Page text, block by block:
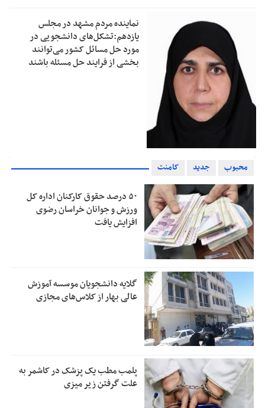
نماینده مردم مشهد در مجلس
یازدهم:تشکل‌های دانشجویی در
مورد حل مسائل کشور می‌توانند
بخشی از فرایند حل مسئله باشند
محبوب جدید کامنت
۵۰ درصد حقوق کارکنان اداره کل
ورزش و جوانان خراسان رضوی
افزایش یافت
گلایه دانشجویان موسسه آموزش
عالی بهار از کلاس‌های مجازی
پلمب مطب یک پزشک در کاشمر به
علت گرفتن زیر میزی